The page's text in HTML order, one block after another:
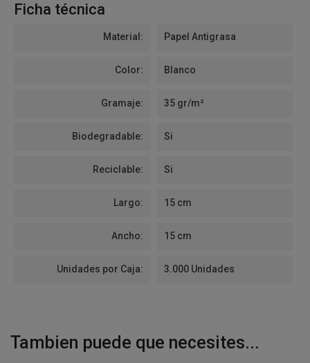
Ficha técnica
Material: Papel Antigrasa
Color: Blanco
Gramaje: 35 gr/m²
Biodegradable: Si
Reciclable: Si
Largo: 15 cm
Ancho: 15 cm
Unidades por Caja: 3.000 Unidades
Tambien puede que necesites...